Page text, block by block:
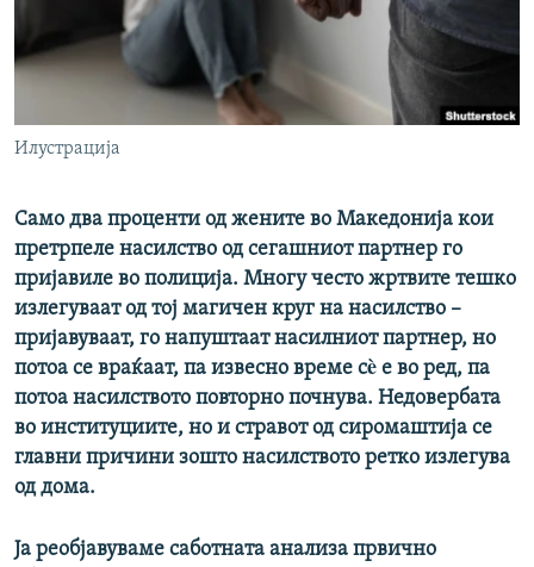
РСЕ веб страници
Илустрација
Само два проценти од жените во Македонија кои
претрпеле насилство од сегашниот партнер го
пријавиле во полиција. Многу често жртвите тешко
излегуваат од тој магичен круг на насилство –
пријавуваат, го напуштаат насилниот партнер, но
потоа се враќаат, па извесно време сè е во ред, па
потоа насилството повторно почнува. Недовербата
во институциите, но и стравот од сиромаштија се
главни причини зошто насилството ретко излегува
од дома.
Ја реобјавуваме саботната анализа првично